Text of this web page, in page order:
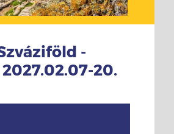
-
20.